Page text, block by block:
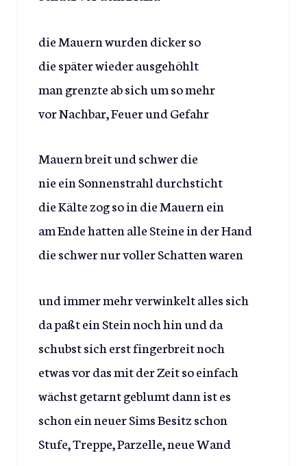
die Mauern wurden dicker so
die später wieder ausgehöhlt
man grenzte ab sich um so mehr
vor Nachbar, Feuer und Gefahr
Mauern breit und schwer die
nie ein Sonnenstrahl durchsticht
die Kälte zog so in die Mauern ein
am Ende hatten alle Steine in der Hand
die schwer nur voller Schatten waren
und immer mehr verwinkelt alles sich
da paßt ein Stein noch hin und da
schubst sich erst fingerbreit noch
etwas vor das mit der Zeit so einfach
wächst getarnt geblumt dann ist es
schon ein neuer Sims Besitz schon
Stufe, Treppe, Parzelle, neue Wand